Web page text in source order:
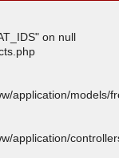
on null
application/models/
application/